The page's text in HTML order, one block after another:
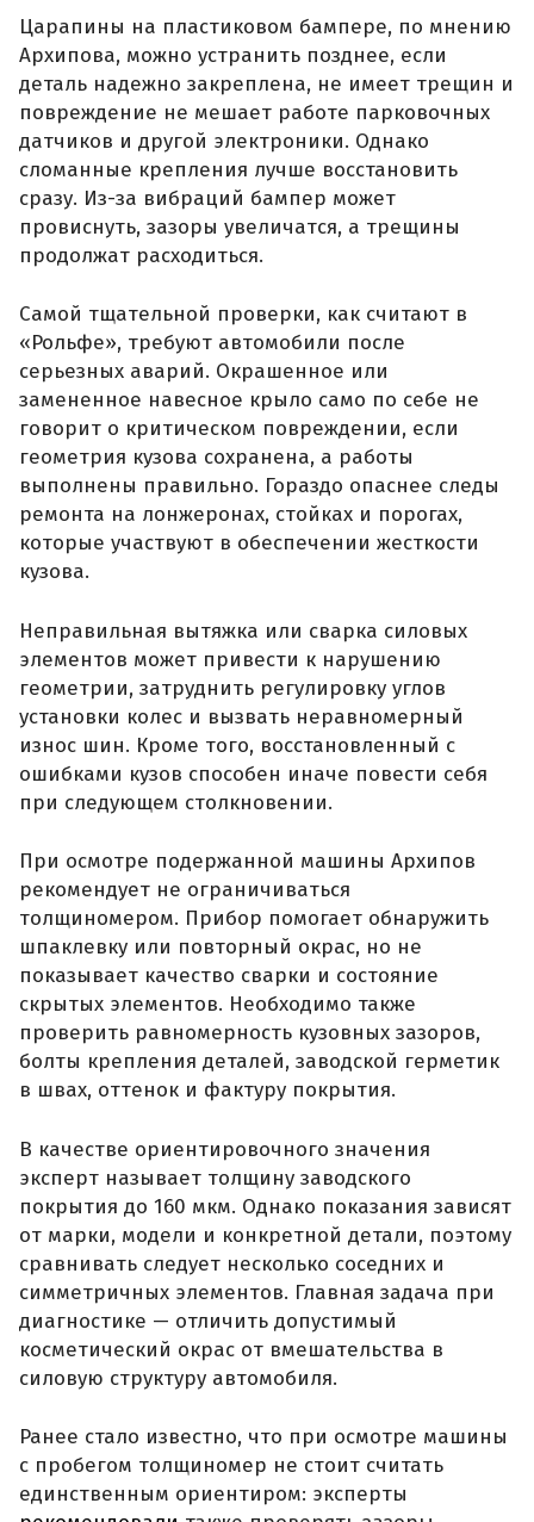
Царапины на пластиковом бампере, по мнению
Архипова, можно устранить позднее, если
деталь надежно закреплена, не имеет трещин и
повреждение не мешает работе парковочных
датчиков и другой электроники. Однако
сломанные крепления лучше восстановить
сразу. Из-за вибраций бампер может
провиснуть, зазоры увеличатся, а трещины
продолжат расходиться.
Самой тщательной проверки, как считают в
«Рольфе», требуют автомобили после
серьезных аварий. Окрашенное или
замененное навесное крыло само по себе не
говорит о критическом повреждении, если
геометрия кузова сохранена, а работы
выполнены правильно. Гораздо опаснее следы
ремонта на лонжеронах, стойках и порогах,
которые участвуют в обеспечении жесткости
кузова.
Неправильная вытяжка или сварка силовых
элементов может привести к нарушению
геометрии, затруднить регулировку углов
установки колес и вызвать неравномерный
износ шин. Кроме того, восстановленный с
ошибками кузов способен иначе повести себя
при следующем столкновении.
При осмотре подержанной машины Архипов
рекомендует не ограничиваться
толщиномером. Прибор помогает обнаружить
шпаклевку или повторный окрас, но не
показывает качество сварки и состояние
скрытых элементов. Необходимо также
проверить равномерность кузовных зазоров,
болты крепления деталей, заводской герметик
в швах, оттенок и фактуру покрытия.
В качестве ориентировочного значения
эксперт называет толщину заводского
покрытия до 160 мкм. Однако показания зависят
от марки, модели и конкретной детали, поэтому
сравнивать следует несколько соседних и
симметричных элементов. Главная задача при
диагностике — отличить допустимый
косметический окрас от вмешательства в
силовую структуру автомобиля.
Ранее стало известно, что при осмотре машины
с пробегом толщиномер не стоит считать
единственным ориентиром: эксперты